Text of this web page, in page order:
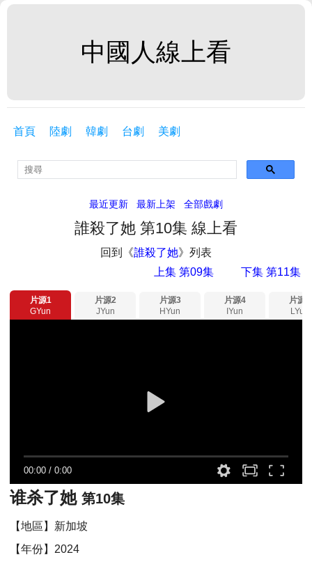
中國人線上看
首頁 陸劇 韓劇 台劇 美劇
最近更新 最新上架 全部戲劇
誰殺了她 第10集 線上看
回到《誰殺了她》列表
下集 第11集
上集 第09集
片源1
GYun
片源2
JYun
片源3
HYun
片源4
IYun
片源5
LYun
00:00 /0:00
谁杀了她第10集
【地區】新加坡
【年份】2024